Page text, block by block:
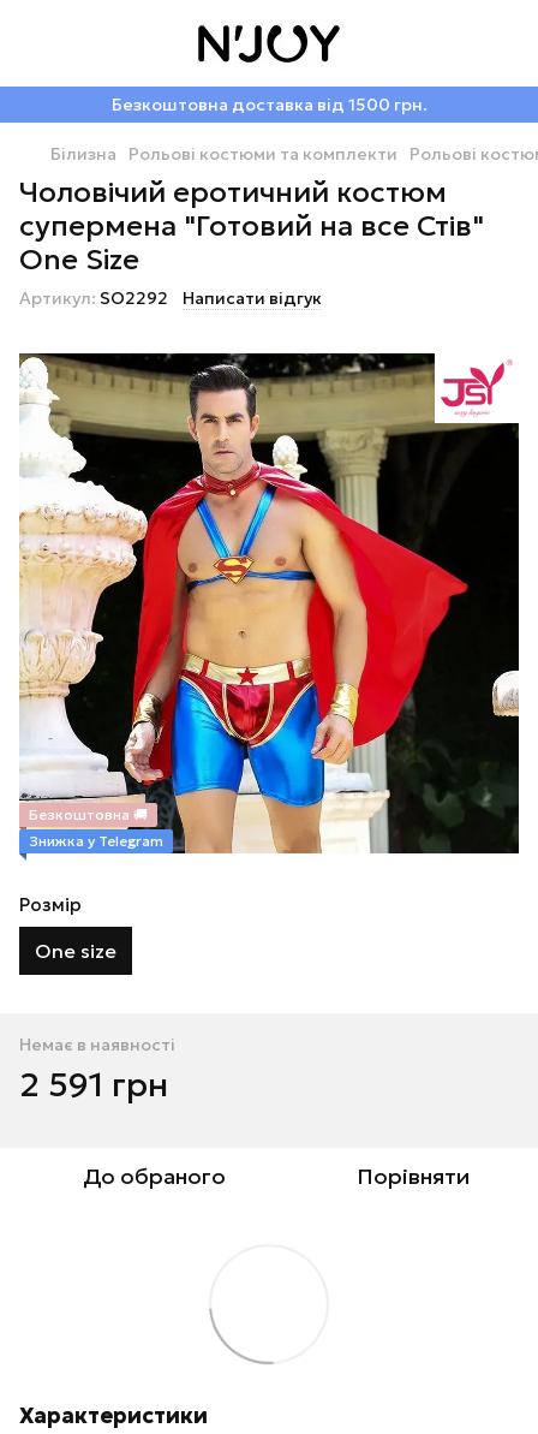
Безкоштовна доставка від 1500 грн.
Білизна Рольові костюми та комплекти Рольові
Чоловічий еротичний костюм
супермена "Готовий на все Стів"
One Size
Артикул: SO2292 Написати відгук
Безкоштовна 🚚
Знижка у Telegram
Розмір
One size
Немає в наявності
2 591 грн
До обраного Порівняти
Характеристики